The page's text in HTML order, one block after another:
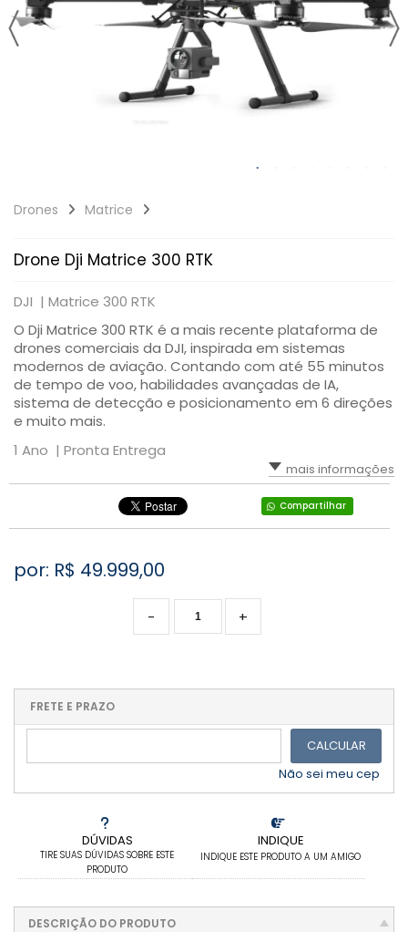
Drones Matrice
Drone Dji Matrice 300 RTK
DJI | Matrice 300 RTK
O Dji Matrice 300 RTK é a mais recente plataforma de
drones comerciais da DJI, inspirada em sistemas
modernos de aviação. Contando com até 55 minutos
de tempo de voo, habilidades avançadas de IA,
sistema de detecção e posicionamento em 6 direções
e muito mais.
1 Ano | Pronta Entrega
mais informações
Compartilhar
DÚVIDAS
TIRE SUAS DÚVIDAS SOBRE ESTE
PRODUTO
INDIQUE
INDIQUE ESTE PRODUTO A UM AMIGO
por: R$ 49.999,00
+
-
FRETE E PRAZO
CALCULAR
Não sei meu cep
DESCRIÇÃO DO PRODUTO